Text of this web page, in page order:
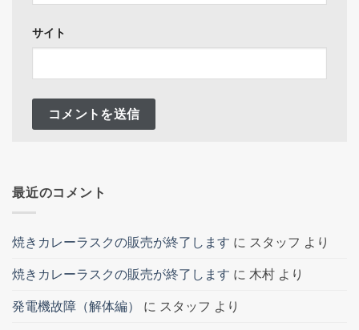
サイト
最近のコメント
焼きカレーラスクの販売が終了します に スタッフ より
焼きカレーラスクの販売が終了します に 木村 より
発電機故障（解体編） に スタッフ より